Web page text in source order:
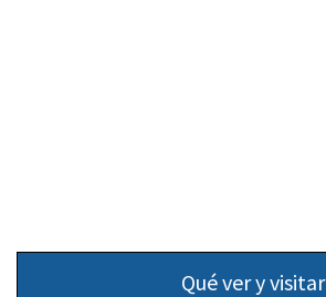
Qué ver y visitar